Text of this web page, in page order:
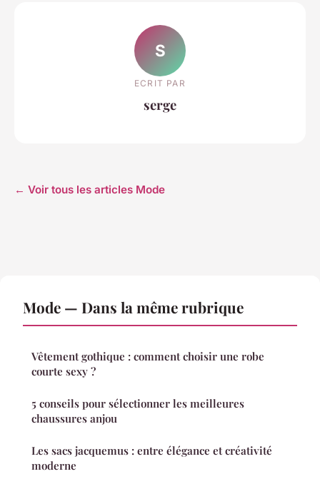
S
ECRIT PAR
serge
← Voir tous les articles Mode
Mode — Dans la même rubrique
Vêtement gothique : comment choisir une robe
courte sexy ?
5 conseils pour sélectionner les meilleures
chaussures anjou
Les sacs jacquemus : entre élégance et créativité
moderne